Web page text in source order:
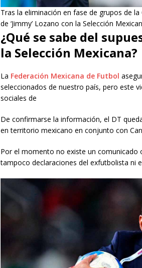
Tras la eliminación en fase de grupos de
de ‘Jimmy’ Lozano con la Selección
¿Qué se sabe del
la Selección Mexicana?
La Federación Mexicana de Futbol
seleccionados de nuestro país, pero este
sociales de
De confirmarse la información, el DT
en territorio mexicano en conjunto con
Por el momento no existe un comunicado
tampoco declaraciones del exfutbolista ni